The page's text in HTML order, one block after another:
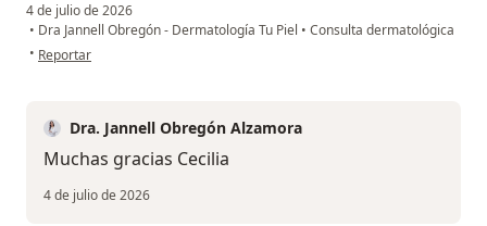
4 de julio de 2026
• Dra Jannell Obregón - Dermatología Tu Piel • Consulta dermatológica
• en opinión del usuario Cecilia Lu
Reportar
Dra. Jannell Obregón Alzamora
Muchas gracias Cecilia
4 de julio de 2026